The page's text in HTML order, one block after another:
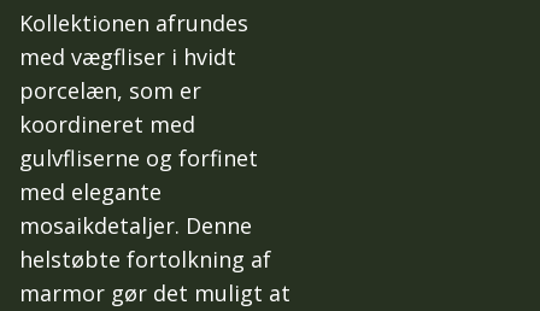
Kollektionen afrundes
med vægfliser i hvidt
porcelæn, som er
koordineret med
gulvfliserne og forfinet
med elegante
mosaikdetaljer. Denne
helstøbte fortolkning af
marmor gør det muligt at